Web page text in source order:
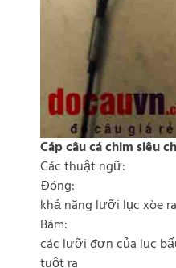
Cáp câu cá chim siêu
Các thuật ngữ:
Đóng:
khả năng lưỡi lục xòe
Bám:
các lưỡi đơn của lục